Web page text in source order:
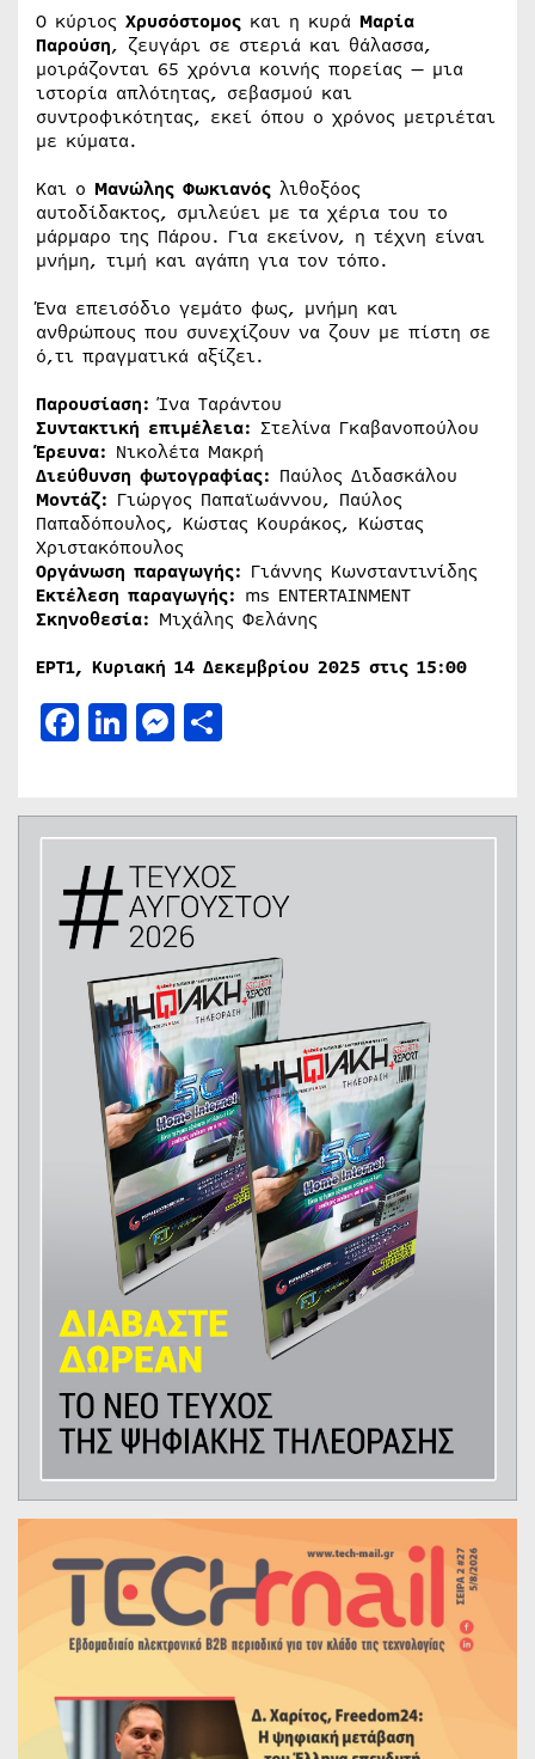
Ο κύριος Χρυσόστομος και η κυρά Μαρία
Παρούση, ζευγάρι σε στεριά και θάλασσα,
μοιράζονται 65 χρόνια κοινής πορείας — μια
ιστορία απλότητας, σεβασμού και
συντροφικότητας, εκεί όπου ο χρόνος μετριέται
με κύματα.
Και ο Μανώλης Φωκιανός λιθοξόος
αυτοδίδακτος, σμιλεύει με τα χέρια του το
μάρμαρο της Πάρου. Για εκείνον, η τέχνη είναι
μνήμη, τιμή και αγάπη για τον τόπο.
Ένα επεισόδιο γεμάτο φως, μνήμη και
ανθρώπους που συνεχίζουν να ζουν με πίστη σε
ό,τι πραγματικά αξίζει.
Παρουσίαση:Ίνα Ταράντου
Συντακτική επιμέλεια: Στελίνα Γκαβανοπούλου
Έρευνα: Νικολέτα Μακρή
Διεύθυνση φωτογραφίας: Παύλος Διδασκάλου
Μοντάζ: Γιώργος Παπαϊωάννου, Παύλος
Παπαδόπουλος, Κώστας Κουράκος, Κώστας
Χριστακόπουλος
Οργάνωση παραγωγής: Γιάννης Κωνσταντινίδης
Εκτέλεση παραγωγής: ms ENTERTAINMENT
Σκηνοθεσία: Μιχάλης Φελάνης
ΕΡΤ1, Κυριακή 14 Δεκεμβρίου 2025 στις 15:00
Facebook
LinkedIn
Messenger